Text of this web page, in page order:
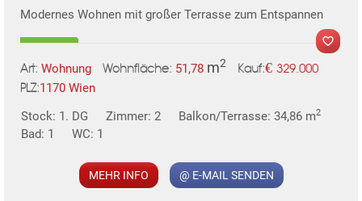
MER
Modernes Wohnen mit großer Terrasse zum Entspannen
Art: Wohnung Wohnfläche: 51,78 m2 Kauf:€ 329.000
PLZ:1170 Wien
Stock: 1. DG
Zimmer: 2 Balkon/Terrasse: 34,86 m2
Bad: 1 WC: 1
MEHR INFO @ E-MAIL SENDEN